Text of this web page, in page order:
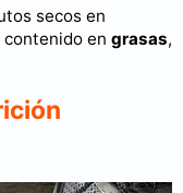
secos en
en grasas,